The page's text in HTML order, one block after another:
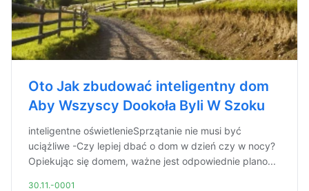
Oto Jak zbudować inteligentny dom
Aby Wszyscy Dookoła Byli W Szoku
inteligentne oświetlenieSprzątanie nie musi być
uciążliwe -Czy lepiej dbać o dom w dzień czy w nocy?
Opiekując się domem, ważne jest odpowiednie plano...
30.11.-0001